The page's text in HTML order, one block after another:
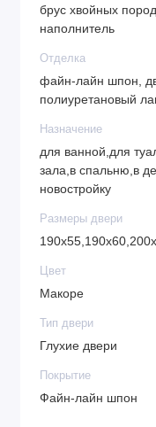
брус хвойных
наполнитель
Отделка
файн-лайн шпон,
полиуретановый
Назначение
для ванной,для
зала,в спальню,в
новостройку
Размеры двери
Цвет
Макоре
Тип двери
Глухие двери
Покрытие
Файн-лайн шпон